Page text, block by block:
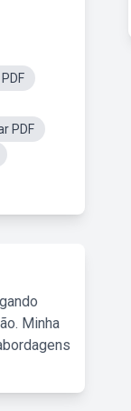
PDF
Minha